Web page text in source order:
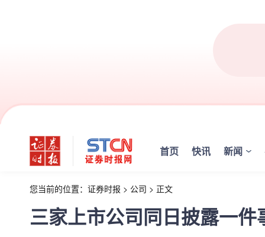
首页 快讯 新闻
您当前的位置： 证券时报 > 公司 > 正文
三家上市公司同日披露一